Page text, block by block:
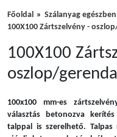
Főoldal
Szálanyag egészben
100X100 Zártszelvény -
100X100
oszlop/gerenda
100x100 mm-es
választás betonozva
talppal is szerelhető. Talpas